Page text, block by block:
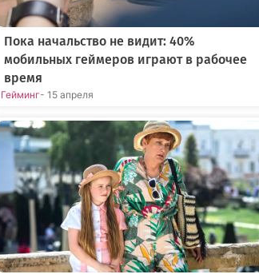
Пока начальство не видит: 40%
мобильных геймеров играют в рабочее
время
Гейминг- 15 апреля